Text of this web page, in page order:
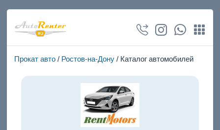
Прокат авто/ Ростов-на-Дону/ Каталог автомобилей